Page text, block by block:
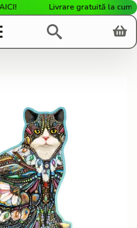
Livrare gratuită la